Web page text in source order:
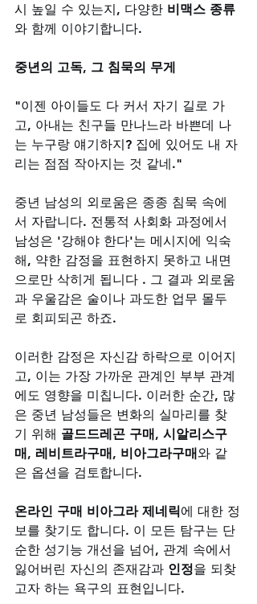
시 높일 수 있는지, 다양한 비맥스 종류
와 함께 이야기합니다.
중년의 고독, 그 침묵의 무게
"이젠 아이들도 다 커서 자기 길로 가
고, 아내는 친구들 만나느라 바쁜데 나
는 누구랑 얘기하지? 집에 있어도 내 자
리는 점점 작아지는 것 같네."
중년 남성의 외로움은 종종 침묵 속에
서 자랍니다. 전통적 사회화 과정에서
남성은 '강해야 한다'는 메시지에 익숙
해, 약한 감정을 표현하지 못하고 내면
으로만 삭히게 됩니다 . 그 결과 외로움
과 우울감은 술이나 과도한 업무 몰두
로 회피되곤 하죠.
이러한 감정은 자신감 하락으로 이어지
고, 이는 가장 가까운 관계인 부부 관계
에도 영향을 미칩니다. 이러한 순간, 많
은 중년 남성들은 변화의 실마리를 찾
기 위해 골드드레곤 구매, 시알리스구
매, 레비트라구매, 비아그라구매와 같
은 옵션을 검토합니다.
온라인 구매 비아그라 제네릭에 대한 정
보를 찾기도 합니다. 이 모든 탐구는 단
순한 성기능 개선을 넘어, 관계 속에서
잃어버린 자신의 존재감과 인정을 되찾
고자 하는 욕구의 표현입니다.